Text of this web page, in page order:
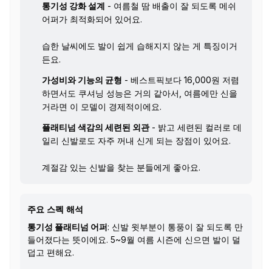
통기성 강화 설계 - 여름철 땀 배출이 잘 되도록 메쉬
어퍼가 최적화되어 있어요.
습한 날씨에도 발이 쉽게 습해지지 않는 게 특징이거
든요.
가성비와 기능의 균형 - 베스트픽보다 16,000원 저렴
하면서도 쿠셔닝 성능은 거의 같아서, 여름에만 신을
거라면 이 모델이 경제적이에요.
플래티넘 색감의 세련된 외관- 밝고 세련된 컬러로 데
일리 신발로도 자주 꺼내 신게 되는 장점이 있어요.
계절감 있는 신발을 찾는 분들에게 좋아요.
주요 스펙 해석
통기성 플래티넘 어퍼 : 신발 윗부분이 통풍이 잘 되도록 만
들어졌다는 뜻이에요. 5~9월 여름 시즌에 신으면 발이 덜
덥고 편해요.